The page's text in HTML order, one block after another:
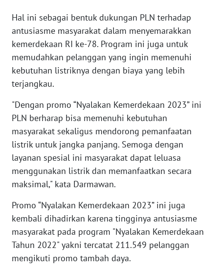
Hal ini sebagai bentuk dukungan PLN terhadap
antusiasme masyarakat dalam menyemarakkan
kemerdekaan RI ke-78. Program ini juga untuk
memudahkan pelanggan yang ingin memenuhi
kebutuhan listriknya dengan biaya yang lebih
terjangkau.
"Dengan promo “Nyalakan Kemerdekaan 2023” ini
PLN berharap bisa memenuhi kebutuhan
masyarakat sekaligus mendorong pemanfaatan
listrik untuk jangka panjang. Semoga dengan
layanan spesial ini masyarakat dapat leluasa
menggunakan listrik dan memanfaatkan secara
maksimal," kata Darmawan.
Promo “Nyalakan Kemerdekaan 2023” ini juga
kembali dihadirkan karena tingginya antusiasme
masyarakat pada program "Nyalakan Kemerdekaan
Tahun 2022" yakni tercatat 211.549 pelanggan
mengikuti promo tambah daya.
WN
JAMBI
WN
SULTRA
WN
NTB
WN
SULTENG
WN
WN
WN
SUMBAR